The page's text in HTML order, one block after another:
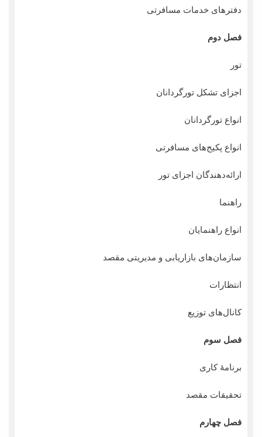
دفترهای خدمات مسافرتی
فصل دوم
تور
اجزای تشکل تورگردانان
انواع تورگردانان
انواع پکیج‌های مسافرتی
ارائه‌دهندگان اجزای تور
راهنما
انواع راهنمایان
سازمان‌های بازاریابی و مدیریتی مقصد
انتظارات
کانال‌های توزیع
فصل سوم
برنامۀ کاری
تحقیقات مقصد
فصل چهارم